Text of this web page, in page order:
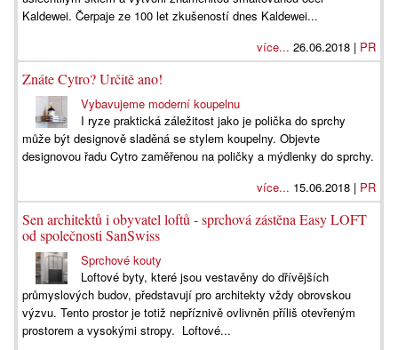
Kaldewei. Čerpaje ze 100 let zkušeností dnes Kaldewei...
více... 26.06.2018 | PR
Znáte Cytro? Určitě ano!
Vybavujeme moderní koupelnu
I ryze praktická záležitost jako je polička do sprchy
může být designově sladěná se stylem koupelny. Objevte
designovou řadu Cytro zaměřenou na poličky a mýdlenky do sprchy.
více... 15.06.2018 | PR
Sen architektů i obyvatel loftů - sprchová zástěna Easy LOFT
od společnosti SanSwiss
Sprchové kouty
Loftové byty, které jsou vestavěny do dřívějších
průmyslových budov, představují pro architekty vždy obrovskou
výzvu. Tento prostor je totiž nepříznivě ovlivněn příliš otevřeným
prostorem a vysokými stropy. Loftové...